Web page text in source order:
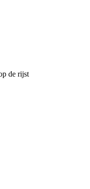
de rijst